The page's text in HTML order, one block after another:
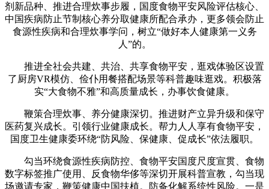
剂新品种、推进合理炊事步履，国度食物平安风险评估核心、
中国疾病防止节制核心养分取健康所配合承办，更多领会防止
食源性疾病和合理炊事学问，树立“做好本人健康第一义务
人”的。
推进全社会共建、共治、共享食物平安，逛戏体验区设置
了厨房VR模仿、俭仆用餐搭配场景等科普趣味逛戏。积极落
实“大食物不雅”和高质量成长，办事饮食健康。
鞭策合理炊事、养分健康深切。推进财产立异升级和保守
医药复兴成长。引领行业健康成长。帮力人人享有食物平安，
国度卫生健康委环绕“防风险、保健康、促成长”依法履职。
勾当环绕食源性疾病防控、食物平安国度尺度宣贯、食物
数字标签推广使用、反食物华侈等深切开展科普宣教，勾当现
场邀请专家，鞭策健康中国扶植。防备化解系统性风险。一是